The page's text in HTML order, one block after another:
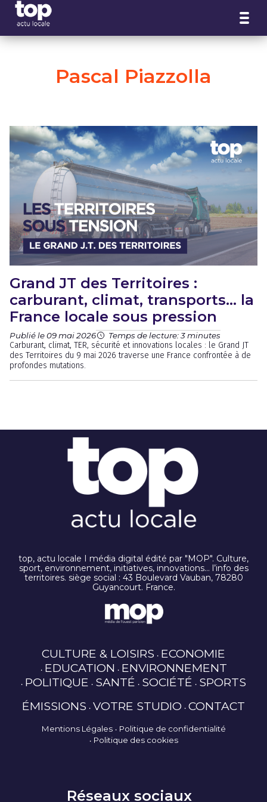
Pascal Piazzolla
Grand JT des Territoires :
carburant, climat, transports… la
France locale sous pression
Publié le 09 mai 2026 Temps de lecture: 3 minutes
Carburant, climat, TER, sécurité et innovations locales : le Grand JT
des Territoires du 9 mai 2026 traverse une France confrontée à de
profondes mutations.
top, actu locale I média digital édité par "MOP". Culture,
sport, environnement, initiatives, innovations… l’info des
territoires. siège social : 43 Boulevard Vauban, 78280
Guyancourt. France.
CULTURE & LOISIRS ECONOMIE
EDUCATION ENVIRONNEMENT
POLITIQUE SANTÉ SOCIÉTÉ SPORTS
ÉMISSIONS VOTRE STUDIO CONTACT
Mentions Légales
Politique de confidentialité
Politique des cookies
Réseaux sociaux
Panneau de gestion des cookies